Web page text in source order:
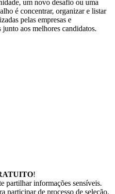
um novo desafio ou uma
é concentrar, organizar e listar
pelas empresas e
aos melhores candidatos.
!
partilhar informações sensíveis.
participar de processo de seleção.